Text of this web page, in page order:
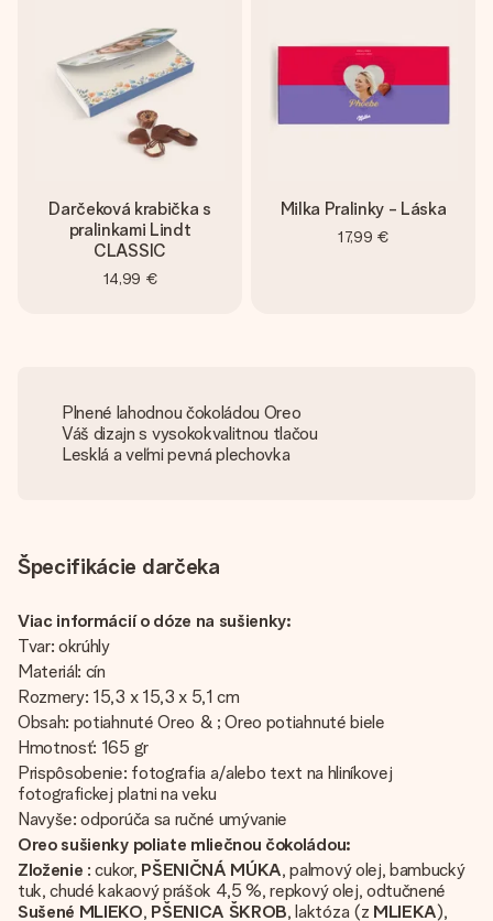
Darčeková krabička s
pralinkami Lindt
CLASSIC
14,99 €
Milka Pralinky - Láska
17,99 €
Plnené lahodnou čokoládou Oreo
Váš dizajn s vysokokvalitnou tlačou
Lesklá a veľmi pevná plechovka
Špecifikácie darčeka
Viac informácií o dóze na sušienky:
Tvar: okrúhly
Materiál: cín
Rozmery: 15,3 x 15,3 x 5,1 cm
Obsah: potiahnuté Oreo & ; Oreo potiahnuté biele
Hmotnosť: 165 gr
Prispôsobenie: fotografia a/alebo text na hliníkovej
fotografickej platni na veku
Navyše: odporúča sa ručné umývanie
Oreo sušienky poliate mliečnou čokoládou:
Zloženie : cukor, PŠENIČNÁ MÚKA, palmový olej, bambucký
tuk, chudé kakaový prášok 4,5 %, repkový olej, odtučnené
Sušené MLIEKO, PŠENICA ŠKROB, laktóza (z MLIEKA),